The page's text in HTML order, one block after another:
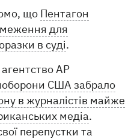
що Пентагон
для
в суді.
AP
США забрало
в журналістів майже
медіа.
перепустки та